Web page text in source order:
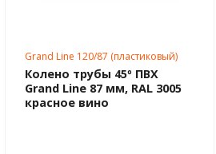
Grand Line 120/87 (пластиковый)
Колено трубы 45º ПВХ
Grand Line 87 мм, RAL 3005
красное вино